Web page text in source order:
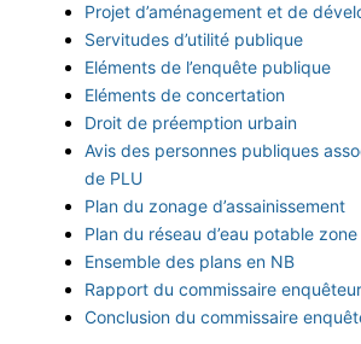
Projet d’aménagement et de
Servitudes d’utilité publique
Eléments de l’enquête publique
Eléments de concertation
Droit de préemption urbain
Avis des personnes publiques
de PLU
Plan du zonage d’assainissement
Plan du réseau d’eau potable
Ensemble des plans en NB
Rapport du commissaire
Conclusion du commissaire